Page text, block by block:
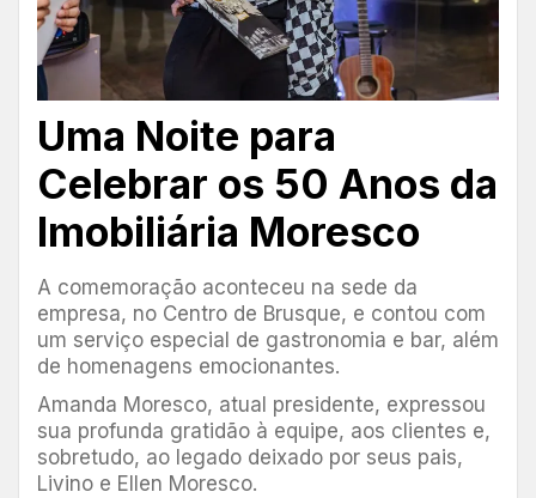
Uma Noite para
Celebrar os 50 Anos da
Imobiliária Moresco
A comemoração aconteceu na sede da
empresa, no Centro de Brusque, e contou com
um serviço especial de gastronomia e bar, além
de homenagens emocionantes.
Amanda Moresco, atual presidente, expressou
sua profunda gratidão à equipe, aos clientes e,
sobretudo, ao legado deixado por seus pais,
Livino e Ellen Moresco.